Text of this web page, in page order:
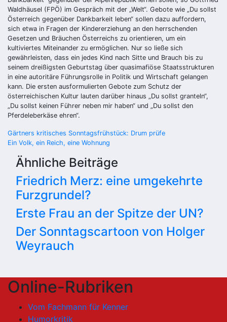
Waldhäusel (FPÖ) im Gespräch mit der „Welt“. Gebote wie „Du sollst
Österreich gegenüber Dankbarkeit leben“ sollen dazu auffordern,
sich etwa in Fragen der Kindererziehung an den herrschenden
Gesetzen und Bräuchen Österreichs zu orientieren, um ein
kultiviertes Miteinander zu ermöglichen. Nur so ließe sich
gewährleisten, dass ein jedes Kind nach Sitte und Brauch bis zu
seinem dreißigsten Geburtstag über quasimafiöse Staatsstrukturen
in eine autoritäre Führungsrolle in Politik und Wirtschaft gelangen
kann. Die ersten ausformulierten Gebote zum Schutz der
österreichischen Kultur lauten darüber hinaus „Du sollst granteln“,
„Du sollst keinen Führer neben mir haben“ und „Du sollst den
Pferdeleberkäse ehren“.
Beitragsnavigation
Gärtners kritisches Sonntagsfrühstück: Drum prüfe
Ein Volk, ein Reich, eine Wohnung
Ähnliche Beiträge
Friedrich Merz: eine umgekehrte
Furzgrundel?
Erste Frau an der Spitze der UN?
Der Sonntagscartoon von Holger
Weyrauch
Online-Rubriken
Vom Fachmann für Kenner
Humorkritik